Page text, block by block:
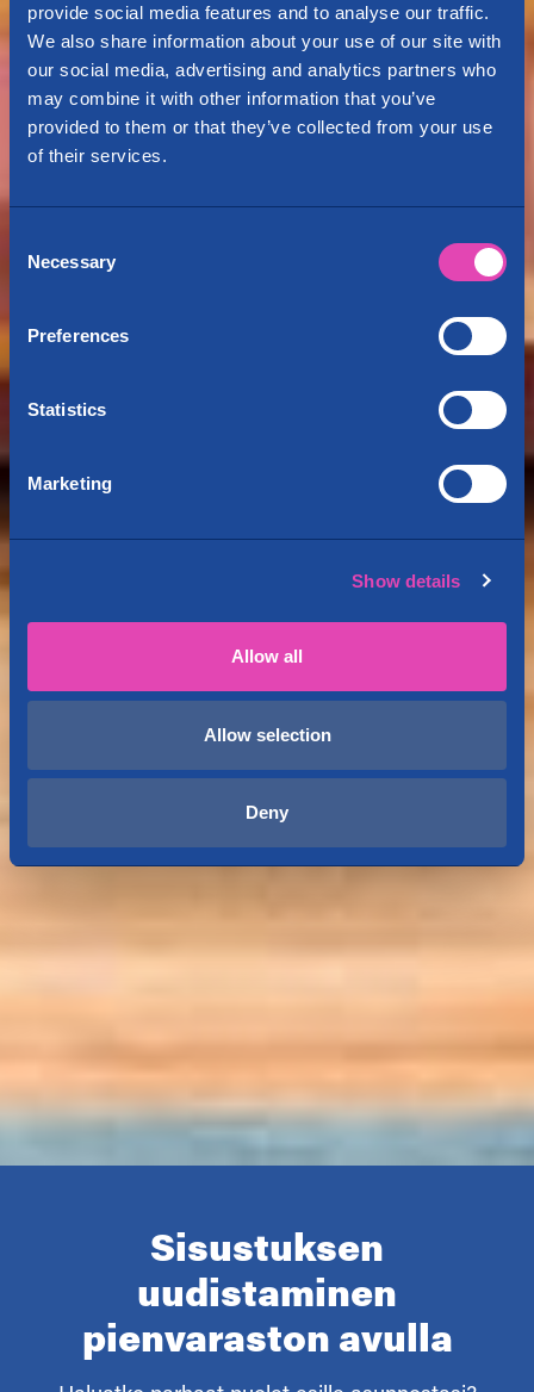
provide social media features and to analyse our traffic.
We also share information about your use of our site with
our social media, advertising and analytics partners who
may combine it with other information that you’ve
provided to them or that they’ve collected from your use
of their services.
Selection
Necessary
Preferences
Statistics
Marketing
Show details
Allow all
Allow selection
Deny
Sisustuksen
uudistaminen
pienvaraston avulla